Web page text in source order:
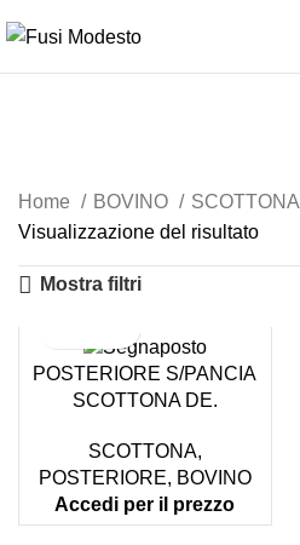
Home BOVINO SCOTTONA
Visualizzazione del risultato
Mostra filtri
POSTERIORE S/PANCIA
SCOTTONA DE.
SCOTTONA,
POSTERIORE, BOVINO
Accedi per il prezzo